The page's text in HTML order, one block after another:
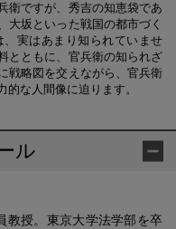
衛ですが、秀吉の知恵袋であ
大坂といった戦国の都市づく
実はあまり知られていませ
とともに、官兵衛の知られざ
戦略図を交えながら、官兵衛
な人間像に迫ります。
ル
教授。東京大学法学部を卒